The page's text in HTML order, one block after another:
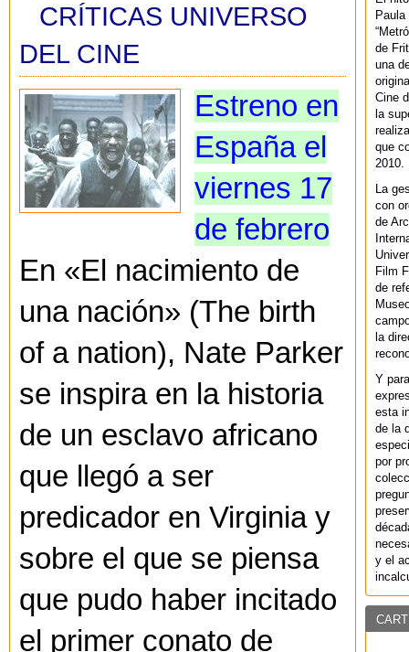
CRÍTICAS UNIVERSO
DEL CINE
Estreno en
España el
viernes 17
de febrero
En «El nacimiento de
una nación» (The birth
of a nation), Nate Parker
se inspira en la historia
de un esclavo africano
que llegó a ser
predicador en Virginia y
sobre el que se piensa
que pudo haber incitado
el primer conato de
de
una
Cine
la
que
2010.
La
con
de
Film
de
la
Y
esta
de la
por
y el